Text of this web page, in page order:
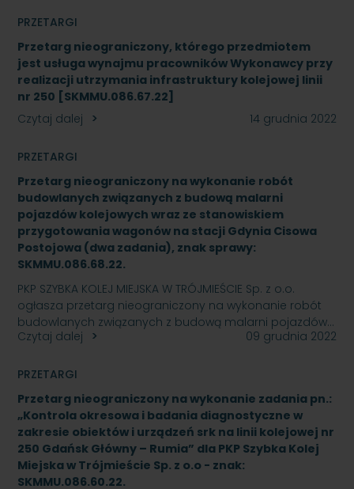
PRZETARGI
Przetarg nieograniczony, którego przedmiotem
jest usługa wynajmu pracowników Wykonawcy przy
realizacji utrzymania infrastruktury kolejowej linii
nr 250 [SKMMU.086.67.22]
Czytaj dalej
14 grudnia 2022
PRZETARGI
Przetarg nieograniczony na wykonanie robót
budowlanych związanych z budową malarni
pojazdów kolejowych wraz ze stanowiskiem
przygotowania wagonów na stacji Gdynia Cisowa
Postojowa (dwa zadania), znak sprawy:
SKMMU.086.68.22.
PKP SZYBKA KOLEJ MIEJSKA W TRÓJMIEŚCIE Sp. z o.o.
ogłasza przetarg nieograniczony na wykonanie robót
budowlanych związanych z budową malarni pojazdów…
Czytaj dalej
09 grudnia 2022
PRZETARGI
Przetarg nieograniczony na wykonanie zadania pn.:
„Kontrola okresowa i badania diagnostyczne w
zakresie obiektów i urządzeń srk na linii kolejowej nr
250 Gdańsk Główny – Rumia” dla PKP Szybka Kolej
Miejska w Trójmieście Sp. z o.o - znak:
SKMMU.086.60.22.